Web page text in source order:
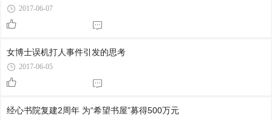
2017-06-07
女博士误机打人事件引发的思考
2017-06-05
经心书院复建2周年 为“希望书屋”募得500万元